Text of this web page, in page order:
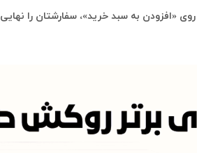
«افزودن به سبد خرید»، سفارشتان را